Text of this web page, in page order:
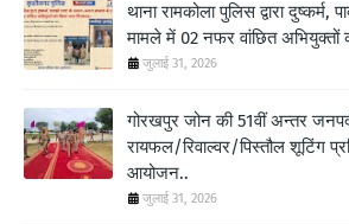
थाना रामकोला पुलिस द्वारा
मामले में 02 नफर वांछित अभियुक्तों
जुलाई 31, 2026
गोरखपुर जोन की 51वीं अन्तर
रायफल/रिवाल्वर/पिस्तौल शूटिंग
आयोजन..
जुलाई 31, 2026